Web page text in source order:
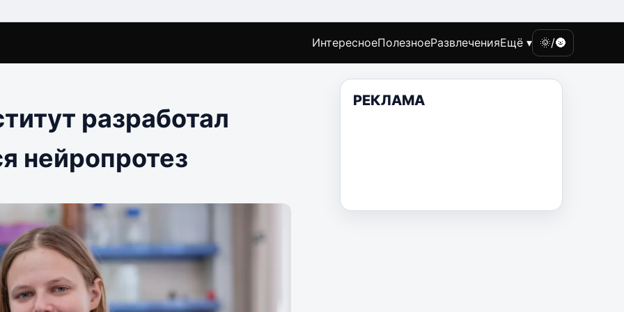
ИнтересноеПолезноеРазвлеченияЕщё ▾ 🌞/🌚
разработал
нейропротез
РЕКЛАМА